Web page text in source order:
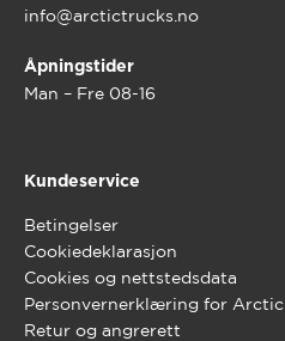
info@arctictrucks.no
Åpningstider
Man – Fre 08-16
Kundeservice
Betingelser
Cookiedeklarasjon
Cookies og nettstedsdata
Personvernerklæring for Arctic
Retur og angrerett